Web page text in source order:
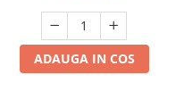
ADAUGA IN COS